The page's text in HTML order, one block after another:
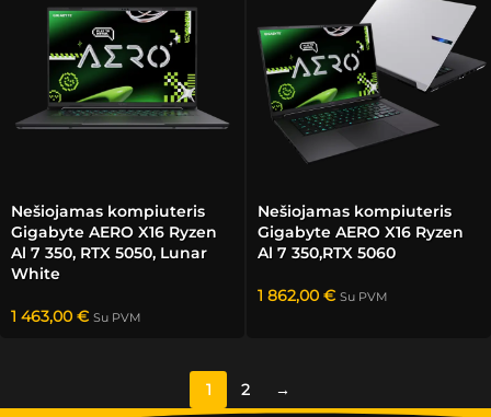
Nešiojamas kompiuteris
Gigabyte AERO X16 Ryzen
Al 7 350, RTX 5050, Lunar
White
1 463,00 € Su PVM
Nešiojamas kompiuteris
Gigabyte AERO X16 Ryzen
Al 7 350,RTX 5060
1 862,00 € Su PVM
1 2 →